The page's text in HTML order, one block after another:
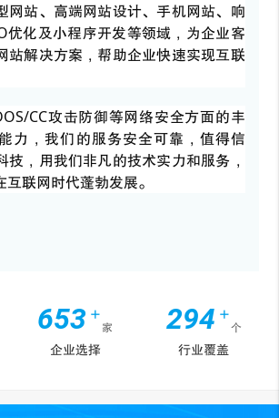
网站、高端网站设计、手机网站、响
优化及小程序开发等领域，为企业客
站解决方案，帮助企业快速实现互联
CC攻击防御等网络安全方面的丰
力，我们的服务安全可靠，值得信
技，用我们非凡的技术实力和服务，
联网时代蓬勃发展。
693 +
家
企业选择
312 +
个
行业覆盖